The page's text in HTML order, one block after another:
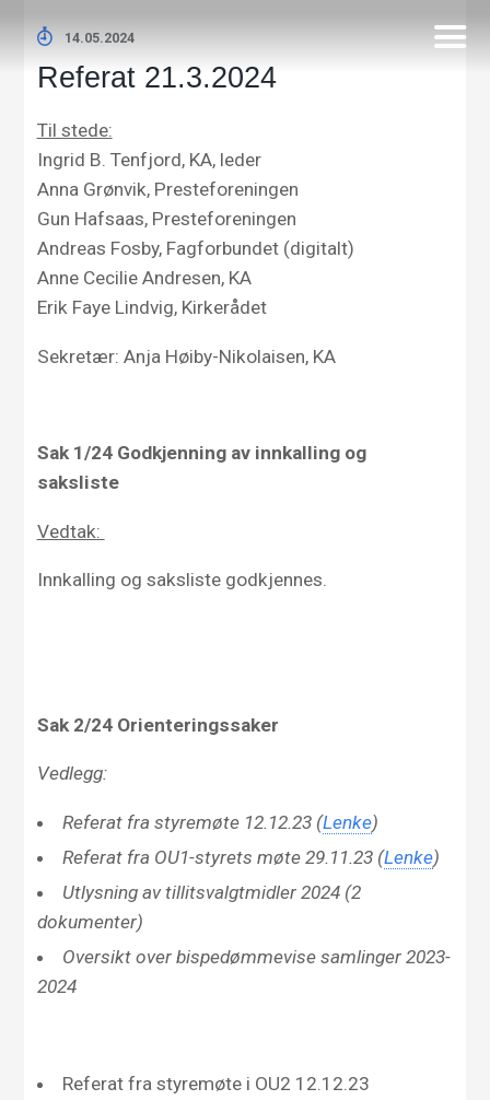
14.05.2024
Referat 21.3.2024
Til stede:
Ingrid B. Tenfjord, KA, leder
Anna Grønvik, Presteforeningen
Gun Hafsaas, Presteforeningen
Andreas Fosby, Fagforbundet (digitalt)
Anne Cecilie Andresen, KA
Erik Faye Lindvig, Kirkerådet
Sekretær: Anja Høiby-Nikolaisen, KA
Sak 1/24 Godkjenning av innkalling og
saksliste
Vedtak:
Innkalling og saksliste godkjennes.
Sak 2/24 Orienteringssaker
Vedlegg:
Referat fra styremøte 12.12.23 (Lenke)
Referat fra OU1-styrets møte 29.11.23 (Lenke)
Utlysning av tillitsvalgtmidler 2024 (2
dokumenter)
Oversikt over bispedømmevise samlinger 2023-
2024
Referat fra styremøte i OU2 12.12.23